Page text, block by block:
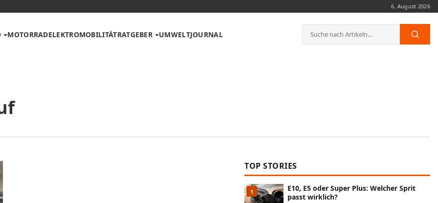
6. August 2026
MOTORRADELEKTROMOBILITÄTRATGEBER UMWELTJOURNAL
Suche
nach:
TOP STORIES
1
E10, E5 oder Super Plus: Welcher Sprit
passt wirklich?